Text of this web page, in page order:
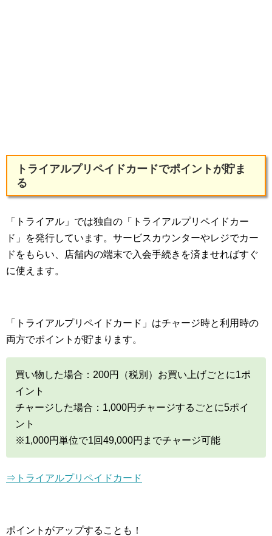
トライアルプリペイドカードでポイントが貯ま
る
「トライアル」では独自の「トライアルプリペイドカー
ド」を発行しています。サービスカウンターやレジでカー
ドをもらい、店舗内の端末で入会手続きを済ませればすぐ
に使えます。
「トライアルプリペイドカード」はチャージ時と利用時の
両方でポイントが貯まります。
買い物した場合：200円（税別）お買い上げごとに1ポ
イント
チャージした場合：1,000円チャージするごとに5ポイ
ント
※1,000円単位で1回49,000円までチャージ可能
⇒トライアルプリペイドカード
ポイントがアップすることも！